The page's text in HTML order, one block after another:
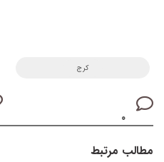
کرج
۰
مطالب مرتبط